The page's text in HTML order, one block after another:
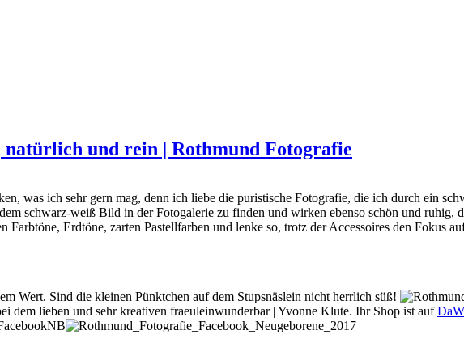
und rein | Rothmund Fotografie
was ich sehr gern mag, denn ich liebe die puristische Fotografie, die ich durch ein
schwarz-weiß Bild in der Fotogalerie zu finden und wirken ebenso schön und
Farbtöne, Erdtöne, zarten Pastellfarben und lenke so, trotz der Accessoires den Fokus
Wert. Sind die kleinen Pünktchen auf dem Stupsnäslein nicht herrlich süß!
dem lieben und sehr kreativen fraeuleinwunderbar | Yvonne Klute. Ihr Shop ist auf